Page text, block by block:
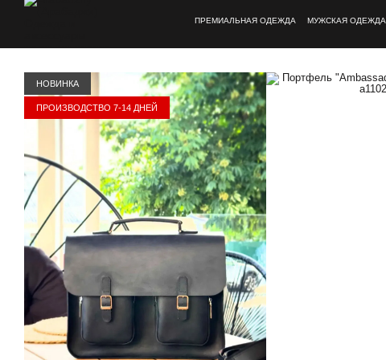
ПРЕМИАЛЬНАЯ ОДЕЖДА МУЖСКАЯ ОДЕЖДА
НОВИНКА
ПРОИЗВОДСТВО 7-14 ДНЕЙ